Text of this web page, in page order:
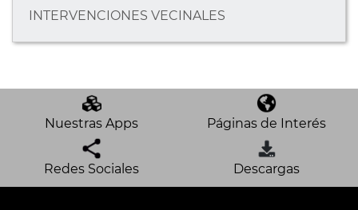
INTERVENCIONES VECINALES
Nuestras Apps Páginas de Interés
Redes Sociales Descargas